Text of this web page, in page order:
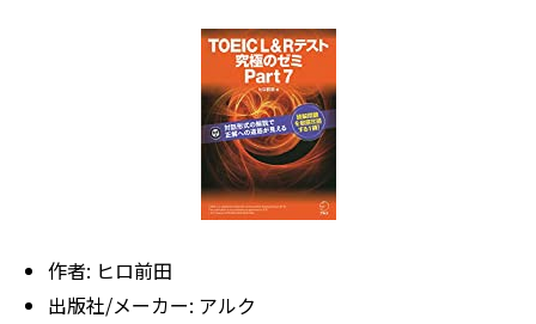
作者: ヒロ前田
出版社/メーカー: アルク